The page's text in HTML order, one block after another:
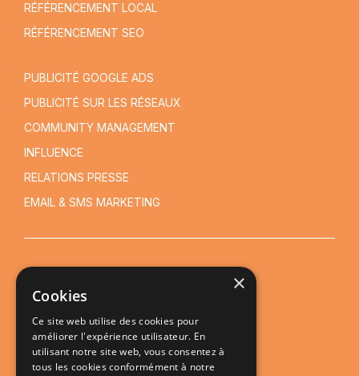
RÉFÉRENCEMENT LOCAL
RÉFÉRENCEMENT SEO
PUBLICITÉ GOOGLE ADS
PUBLICITÉ SUR LES RÉSEAUX
COMMUNITY MANAGEMENT
INFLUENCE
RELATIONS PRESSE
EMAIL & SMS MARKETING
MENTIONS LÉGALES
CONDITIONS GÉNÉRALES DE VENTE
POLITIQUE DE CONFIDENTIALITÉ
×
Cookies
Ce site web utilise des cookies pour
améliorer l'expérience utilisateur. En
utilisant notre site web, vous consentez à
tous les cookies conformément à notre